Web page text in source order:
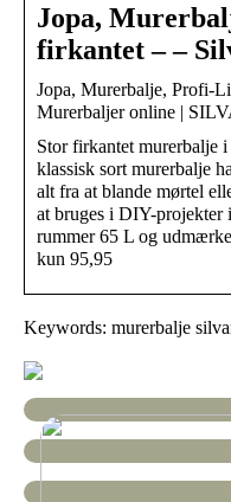
Jopa,
firkantet – –
Jopa, Murerbalje, Profi-
Murerbaljer online |
Stor firkantet murerbalje
klassisk sort murerbalje
alt fra at blande mørtel
at bruges i DIY-projekter
rummer 65 L og
kun 95,95
Keywords: murerbalje